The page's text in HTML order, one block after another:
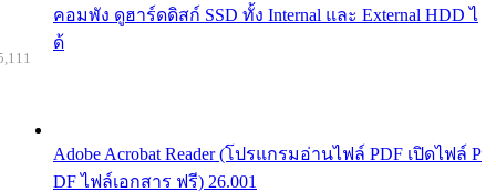
คอมพัง ดูฮาร์ดดิสก์ SSD ทั้ง Internal และ External HDD ไ
ด้
Adobe Acrobat Reader (โปรแกรมอ่านไฟล์ PDF เปิดไฟล์ P
DF ไฟล์เอกสาร ฟรี) 26.001